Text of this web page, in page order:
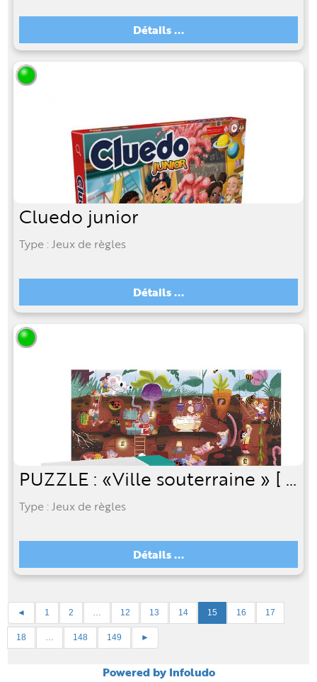
Détails ...
Cluedo junior
Type : Jeux de règles
Détails ...
PUZZLE : «Ville souterraine » [ 60 pièces]
Type : Jeux de règles
Détails ...
◄ 1 2 … 12 13 14 15 16 17
18 … 148 149 ►
Powered by Infoludo